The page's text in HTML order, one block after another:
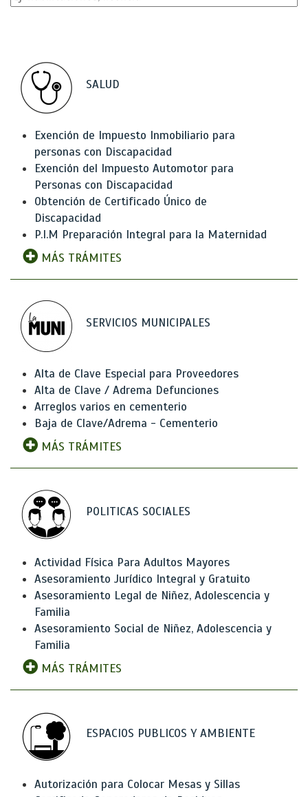
SALUD
Exención de Impuesto Inmobiliario para
personas con Discapacidad
Exención del Impuesto Automotor para
Personas con Discapacidad
Obtención de Certificado Único de
Discapacidad
P.I.M Preparación Integral para la Maternidad
MÁS TRÁMITES
SERVICIOS MUNICIPALES
Alta de Clave Especial para Proveedores
Alta de Clave / Adrema Defunciones
Arreglos varios en cementerio
Baja de Clave/Adrema - Cementerio
MÁS TRÁMITES
POLITICAS SOCIALES
Actividad Física Para Adultos Mayores
Asesoramiento Jurídico Integral y Gratuito
Asesoramiento Legal de Niñez, Adolescencia y
Familia
Asesoramiento Social de Niñez, Adolescencia y
Familia
MÁS TRÁMITES
ESPACIOS PUBLICOS Y AMBIENTE
Autorización para Colocar Mesas y Sillas